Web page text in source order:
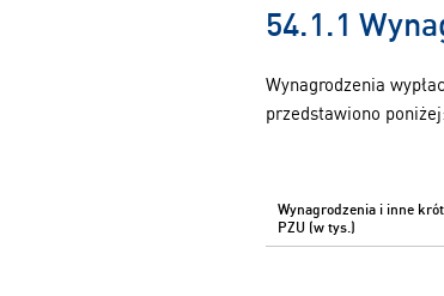
54.1.1
Wynagrodzenia
przedstawiono
Wynagrodzenia i inne
PZU (w tys.)